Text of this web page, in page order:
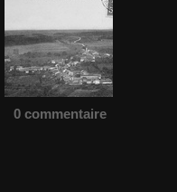
0 commentaire